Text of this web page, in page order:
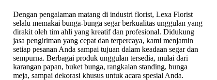
Dengan pengalaman matang di industri florist, Lexa Florist
selalu memakai bunga-bunga segar berkualitas unggulan yang
dirakit oleh tim ahli yang kreatif dan profesional. Didukung
jasa pengiriman yang cepat dan terpercaya, kami menjamin
setiap pesanan Anda sampai tujuan dalam keadaan segar dan
sempurna. Berbagai produk unggulan tersedia, mulai dari
karangan papan, buket bunga, rangkaian standing, bunga
meja, sampai dekorasi khusus untuk acara spesial Anda.